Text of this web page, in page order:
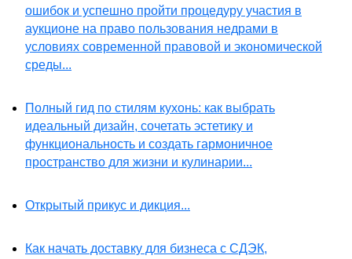
ошибок и успешно пройти процедуру участия в
аукционе на право пользования недрами в
условиях современной правовой и экономической
среды...
Полный гид по стилям кухонь: как выбрать
идеальный дизайн, сочетать эстетику и
функциональность и создать гармоничное
пространство для жизни и кулинарии...
Открытый прикус и дикция...
Как начать доставку для бизнеса с СДЭК,